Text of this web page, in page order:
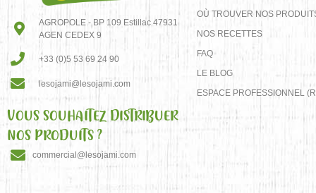
AGROPOLE - BP 109 Estillac 47931
AGEN CEDEX 9
+33 (0)5 53 69 24 90
lesojami@lesojami.com
VOUS SOUHAITEZ DISTRIBUER
NOS PRODUITS ?
commercial@lesojami.com
OÙ TROUVER NOS
NOS RECETTES
FAQ
LE BLOG
ESPACE PROFESSIONNEL